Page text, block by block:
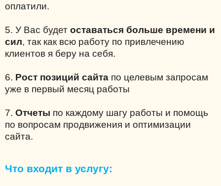
оплатили.
5. У Вас будет оставаться больше времени и
сил, так как всю работу по привлечению
клиентов я беру на себя.
6. Рост позиций сайта по целевым запросам
уже в первый месяц работы
7. Отчеты по каждому шагу работы и помощь
по вопросам продвижения и оптимизации
сайта.
Что входит в услугу: